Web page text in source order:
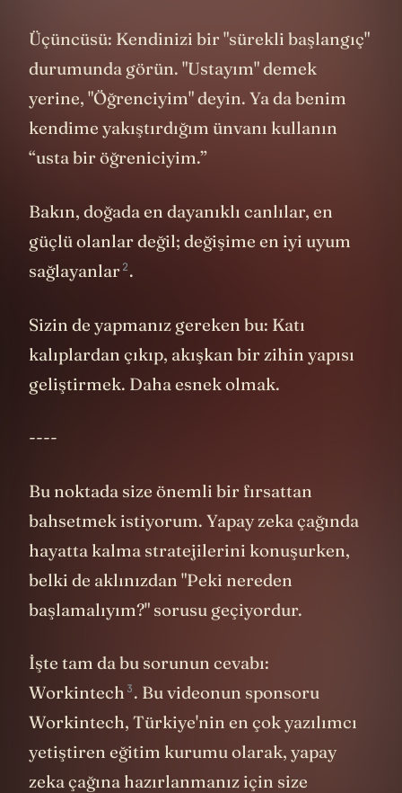
Üçüncüsü: Kendinizi bir "sürekli başlangıç"
durumunda görün. "Ustayım" demek
yerine, "Öğrenciyim" deyin. Ya da benim
kendime yakıştırdığım ünvanı kullanın
Bakın, doğada en dayanıklı canlılar, en
güçlü olanlar değil; değişime en iyi uyum
Sizin de yapmanız gereken bu: Katı
kalıplardan çıkıp, akışkan bir zihin yapısı
Bu noktada size önemli bir fırsattan
bahsetmek istiyorum. Yapay zeka çağında
hayatta kalma stratejilerini konuşurken,
belki de aklınızdan "Peki nereden
İşte tam da bu sorunun cevabı:
Workintech . Bu videonun sponsoru
Workintech, Türkiye'nin en çok yazılımcı
yetiştiren eğitim kurumu olarak, yapay